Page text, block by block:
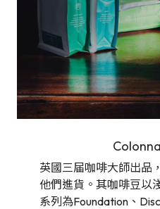
英國三届咖啡大師出品
他們進貨。其咖啡豆以
系列為Foundation、